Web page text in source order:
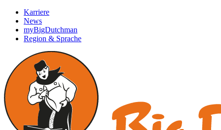
Karriere
News
myBigDutchman
Region & Sprache